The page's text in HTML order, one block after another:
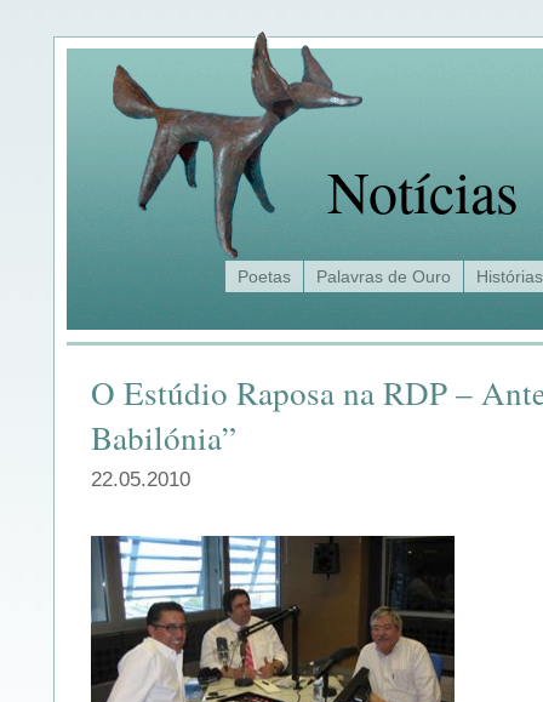
Notícias
Poetas Palavras de Ouro Histórias
O Estúdio Raposa na RDP –
Babilónia”
22.05.2010